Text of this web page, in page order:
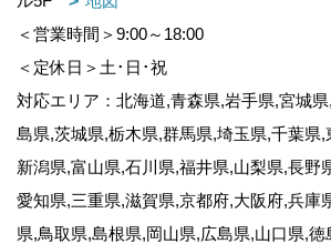
＜営業時間＞9:00～18:00
＜定休日＞土･日･祝
対応エリア：北海道,青森県,岩手県,宮城
島県,茨城県,栃木県,群馬県,埼玉県,千葉県,
新潟県,富山県,石川県,福井県,山梨県,長野
愛知県,三重県,滋賀県,京都府,大阪府,兵庫
県,鳥取県,島根県,岡山県,広島県,山口県,